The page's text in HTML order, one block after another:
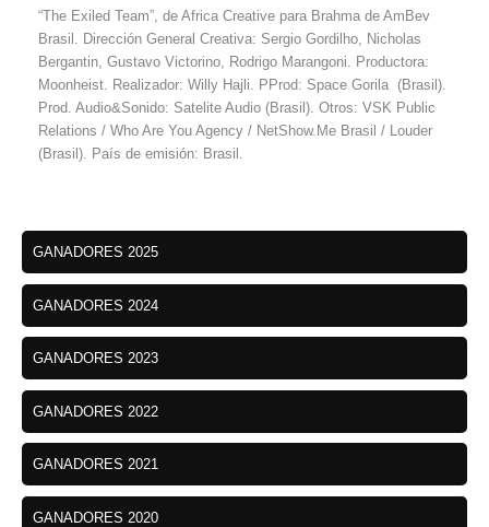
“The Exiled Team”, de Africa Creative para Brahma de AmBev
Brasil. Dirección General Creativa: Sergio Gordilho, Nicholas
Bergantin, Gustavo Victorino, Rodrigo Marangoni. Productora:
Moonheist. Realizador: Willy Hajli. PProd: Space Gorila (Brasil).
Prod. Audio&Sonido: Satelite Audio (Brasil). Otros: VSK Public
Relations / Who Are You Agency / NetShow.Me Brasil / Louder
(Brasil). País de emisión: Brasil.
GANADORES 2025
GANADORES 2024
GANADORES 2023
GANADORES 2022
GANADORES 2021
GANADORES 2020